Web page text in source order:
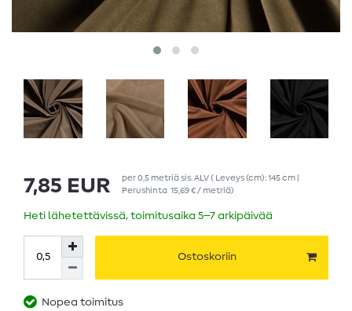
7,85 EUR per0,5 metriäsis. ALV( Leveys (cm): 145 cm |
Perushinta 15,69 € / metriä)
Heti lähetettävissä, toimitusaika 5–7 arkipäivää
Ostoskoriin
Nopea toimitus